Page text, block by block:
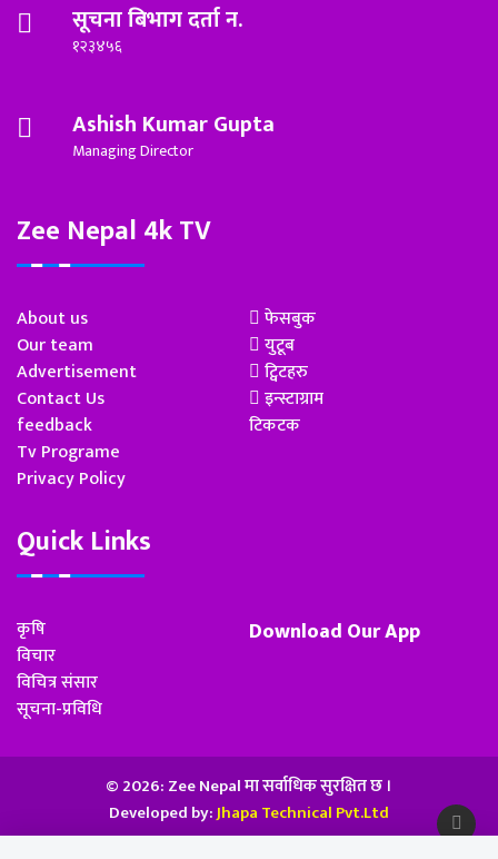
सूचना बिभाग दर्ता न.
१२३४५६
Ashish Kumar Gupta
Managing Director
Zee Nepal 4k TV
About us
Our team
Advertisement
Contact Us
feedback
Tv Programe
Privacy Policy
फेसबुक
युटूब
ट्विटहरु
इन्स्टाग्राम
टिकटक
Quick Links
कृषि
विचार
विचित्र संसार
सूचना-प्रविधि
Download Our App
© 2026: Zee Nepal मा सर्वाधिक सुरक्षित छ ।
Developed by:Jhapa Technical Pvt.Ltd